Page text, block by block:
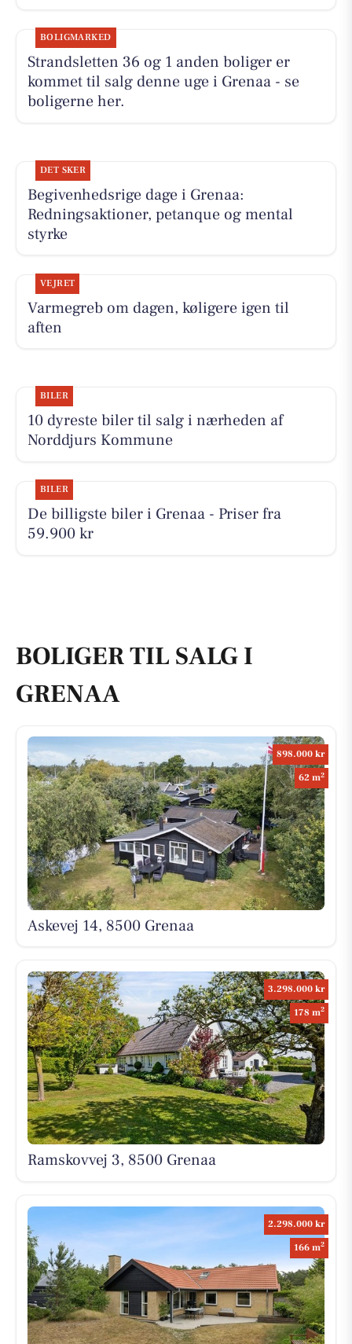
BOLIGMARKED
Strandsletten 36 og 1 anden boliger er
kommet til salg denne uge i Grenaa - se
boligerne her.
DET SKER
Begivenhedsrige dage i Grenaa:
Redningsaktioner, petanque og mental
styrke
VEJRET
Varmegreb om dagen, køligere igen til
aften
BILER
10 dyreste biler til salg i nærheden af
Norddjurs Kommune
BILER
De billigste biler i Grenaa - Priser fra
59.900 kr
BOLIGER TIL SALG I
GRENAA
898.000 kr
62 m2
Askevej 14, 8500 Grenaa
3.298.000 kr
178 m2
Ramskovvej 3, 8500 Grenaa
2.298.000 kr
166 m2